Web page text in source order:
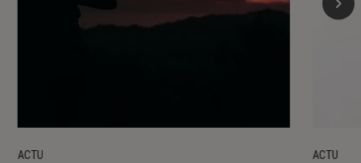
ACTU ACTU